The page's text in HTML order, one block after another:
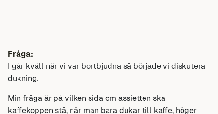
Fråga:
I går kväll när vi var bortbjudna så började vi diskutera
dukning.
Min fråga är på vilken sida om assietten ska
kaffekoppen stå, när man bara dukar till kaffe, höger